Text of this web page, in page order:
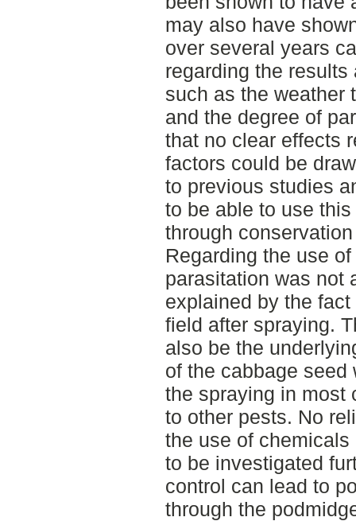
may also have
over several years
regarding the
such as the weather
and the degree of
that no clear effects
factors could be
to previous studies
to be able to use
through
Regarding the use
parasitation was not
explained by the
field after spraying.
also be the
of the cabbage seed
the spraying in most
to other pests. No
the use of
to be investigated
control can lead to
through the